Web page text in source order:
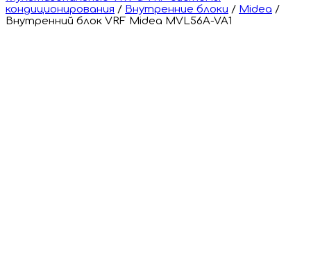
кондиционирования / Внутренние блоки / Midea /
Внутренний блок VRF Midea MVL56A-VA1